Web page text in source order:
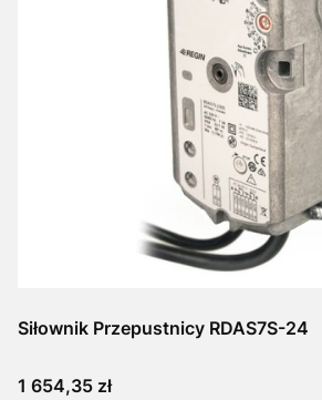
Siłownik Przepustnicy RDAS7S-24
Cena
1 654,35 zł